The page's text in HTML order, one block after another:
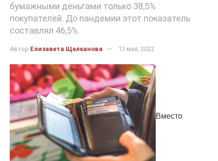
бумажными деньгами только 38,5%
покупателей. До пандемии этот показатель
составлял 46,5%.
Автор Елизавета Щелканова 13 мая, 2022
Вместо